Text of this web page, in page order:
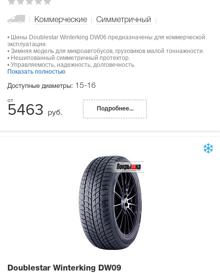
Коммерческие Симметричный
• Шины Doublestar Winterking DW06 предназначены для коммерческой
эксплуатации.
• Зимняя модель для микроавтобусов, грузовиков малой тоннажности.
• Нешипованный симметричный протектор.
• Управляемость, надежность, долговечность.
Показать полностью
Доступные диаметры: 15-16
5463 руб. Подробнее...
Doublestar Winterking DW09